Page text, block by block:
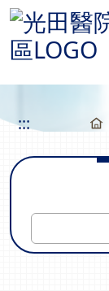
:::